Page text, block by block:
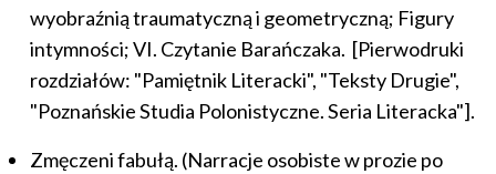
wyobraźnią traumatyczną i geometryczną; Figury
intymności; VI. Czytanie Barańczaka. [Pierwodruki
rozdziałów: "Pamiętnik Literacki", "Teksty Drugie",
"Poznańskie Studia Polonistyczne. Seria Literacka"].
Zmęczeni fabułą. (Narracje osobiste w prozie po